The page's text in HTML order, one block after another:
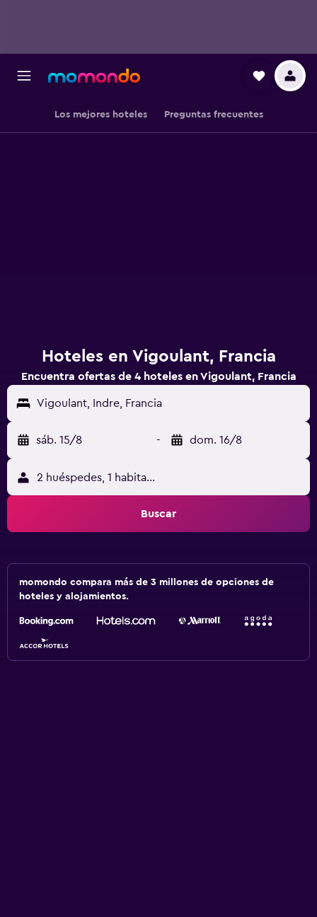
Los mejores hoteles Preguntas frecuentes
Hoteles en Vigoulant, Francia
Encuentra ofertas de 4 hoteles en Vigoulant, Francia
Vigoulant, Indre, Francia
sáb. 15/8 - dom. 16/8
2 huéspedes, 1 habitación
Buscar
momondo compara más de 3 millones de opciones de
hoteles y alojamientos.